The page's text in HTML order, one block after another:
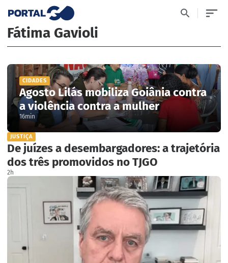
Fátima Gavioli
CIDADES
Agosto Lilás mobiliza Goiânia contra
a violência contra a mulher
16min
JUSTIÇA
De juízes a desembargadores: a trajetória
dos três promovidos no TJGO
2h